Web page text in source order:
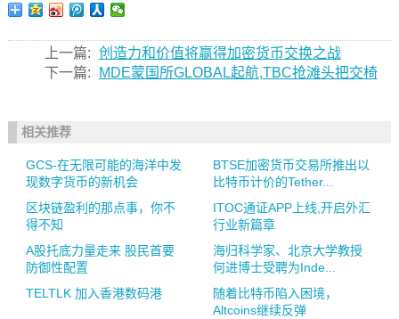
上一篇: 创造力和价值将赢得加密货币交换之战
下一篇:
MDE蒙国所GLOBAL起航,TBC抢滩头把交椅
相关推荐
GCS-在无限可能的海洋中发
现数字货币的新机会
BTSE加密货币交易所推出以
比特币计价的Tether...
区块链盈利的那点事，你不
得不知
ITOC通证APP上线,开启外汇
行业新篇章
A股托底力量走来 股民首要
防御性配置
海归科学家、北京大学教授
何进博士受聘为Inde...
TELTLK 加入香港数码港
随着比特币陷入困境，
Altcoins继续反弹